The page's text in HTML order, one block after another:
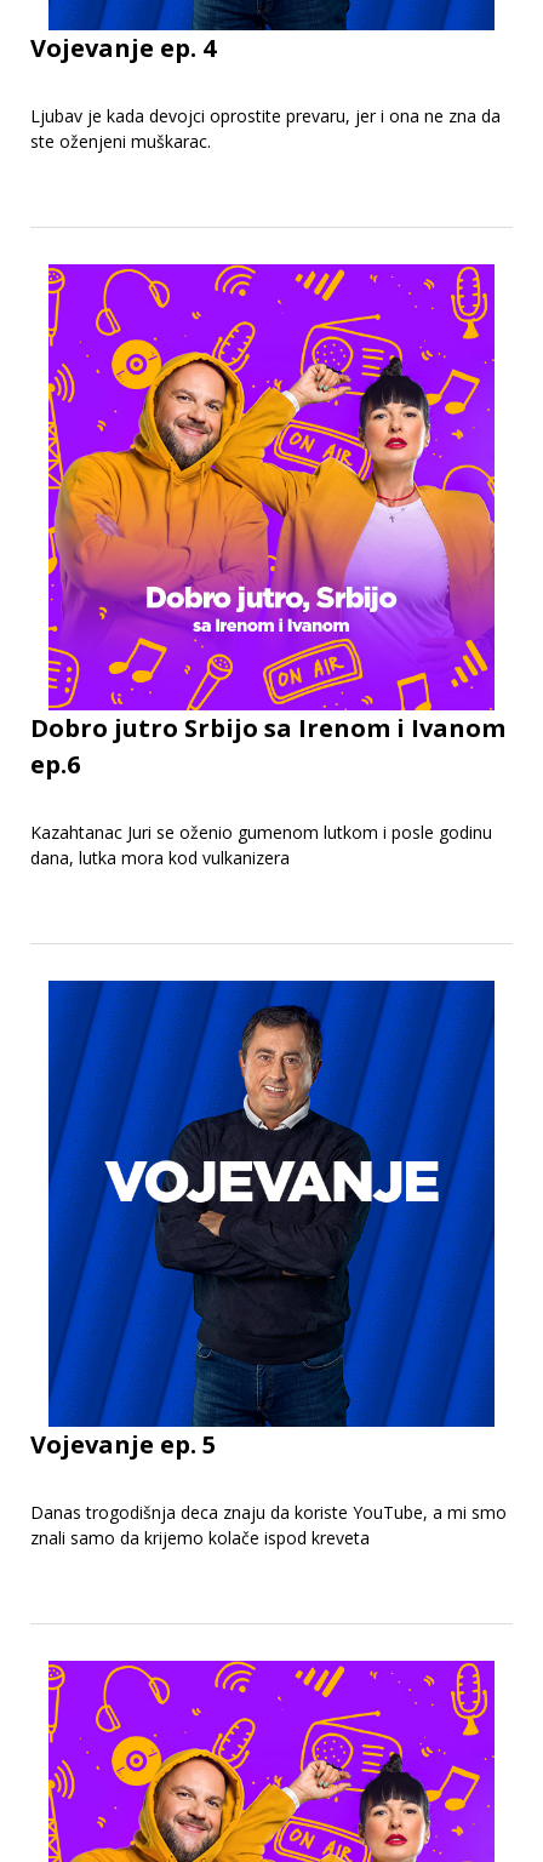
Vojevanje ep. 4
Ljubav je kada devojci oprostite prevaru, jer i ona ne zna da
ste oženjeni muškarac.
Dobro jutro Srbijo sa Irenom i Ivanom
ep.6
Kazahtanac Juri se oženio gumenom lutkom i posle godinu
dana, lutka mora kod vulkanizera
Vojevanje ep. 5
Danas trogodišnja deca znaju da koriste YouTube, a mi smo
znali samo da krijemo kolače ispod kreveta